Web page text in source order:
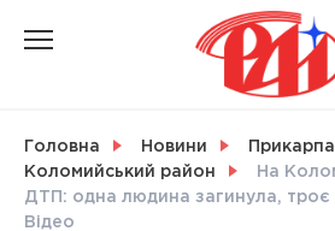
СВІТ
Головна Новини
Коломийський район
На
ДТП: одна людина загинула, троє
Відео